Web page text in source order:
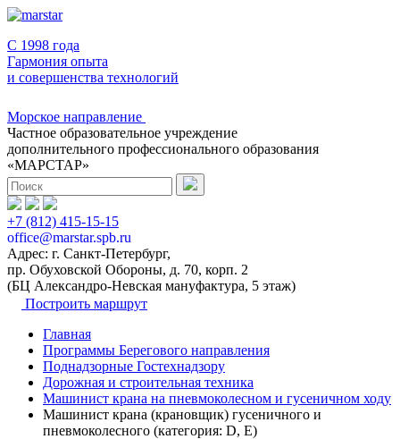
C 1998 года
Гармония опыта
и совершенства технологий
Морское направление
Частное образовательное учреждение
дополнительного профессионального образования
«МАРСТАР»
+7 (812) 415-15-15
office@marstar.spb.ru
Адрес: г. Санкт-Петербург,
пр. Обуховской Обороны, д. 70, корп. 2
(БЦ Александро-Невская мануфактура, 5 этаж)
Построить маршрут
Главная
Программы Берегового направления
Поднадзорные Гостехнадзору
Дорожная и строительная техника
Машинист крана на пневмоколесном и гусеничном ходу
Машинист крана (крановщик) гусеничного и
пневмоколесного (категория: D, E)